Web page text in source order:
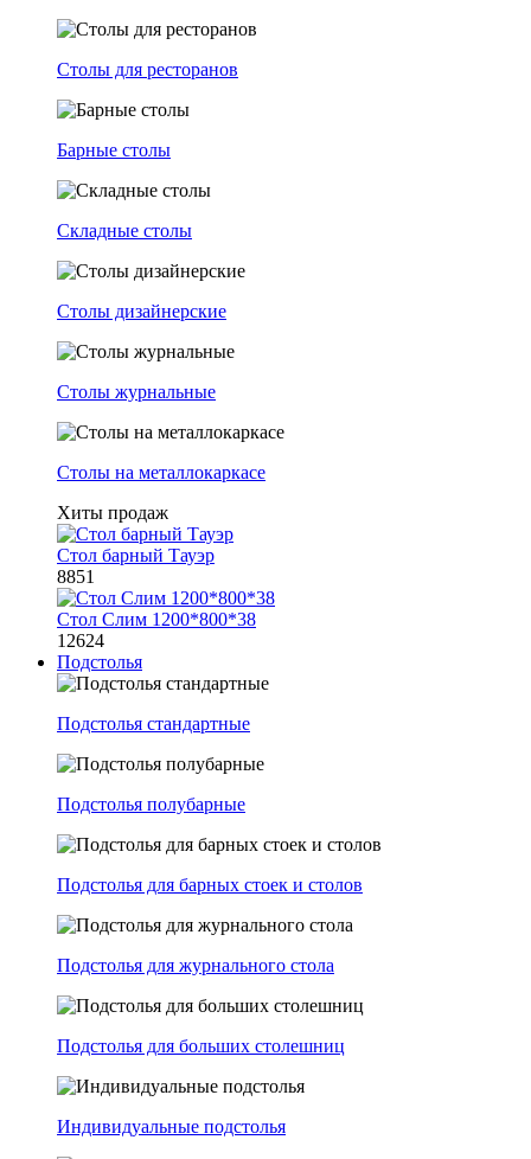
Столы для ресторанов
Барные столы
Складные столы
Столы дизайнерские
Столы журнальные
Столы на металлокаркасе
Хиты продаж
Стол барный Тауэр
8851
Стол Слим 1200*800*38
12624
Подстолья
Подстолья стандартные
Подстолья полубарные
Подстолья для барных стоек и столов
Подстолья для журнального стола
Подстолья для больших столешниц
Индивидуальные подстолья